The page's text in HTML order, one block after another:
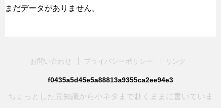
まだデータがありません。
お問い合わせ プライバシーポリシー リンク
f0435a5d45e5a88813a9355ca2ee94e3
ちょっとした豆知識から小ネタまで赴くままに書いていま